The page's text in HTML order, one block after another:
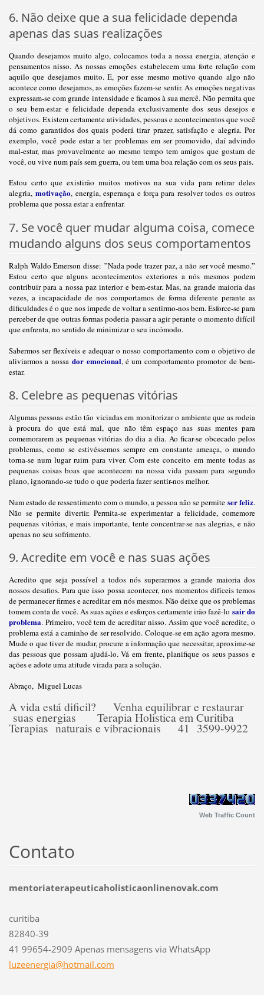
6. Não deixe que a sua felicidade dependa
apenas das suas realizações
Quando desejamos muito algo, colocamos toda a nossa energia, atenção e
pensamentos nisso. As nossas emoções estabelecem uma forte relação com
aquilo que desejamos muito. E, por esse mesmo motivo quando algo não
acontece como desejamos, as emoções fazem-se sentir. As emoções negativas
expressam-se com grande intensidade e ficamos à sua mercê. Não permita que
o seu bem-estar e felicidade dependa exclusivamente dos seus desejos e
objetivos. Existem certamente atividades, pessoas e acontecimentos que você
dá como garantidos dos quais poderá tirar prazer, satisfação e alegria. Por
exemplo, você pode estar a ter problemas em ser promovido, daí advindo
mal-estar, mas provavelmente ao mesmo tempo tem amigos que gostam de
você, ou vive num país sem guerra, ou tem uma boa relação com os seus pais.
Estou certo que existirão muitos motivos na sua vida para retirar deles
alegria,motivação, energia, esperança e força para resolver todos os outros
problema que possa estar a enfrentar.
7. Se você quer mudar alguma coisa, comece
mudando alguns dos seus comportamentos
Ralph Waldo Emerson disse: ”Nada pode trazer paz, a não ser você mesmo.”
Estou certo que alguns acontecimentos exteriores a nós mesmos podem
contribuir para a nossa paz interior e bem-estar. Mas, na grande maioria das
vezes, a incapacidade de nos comportamos de forma diferente perante as
dificuldades é o que nos impede de voltar a sentirmo-nos bem. Esforce-se para
perceber de que outras formas poderia passar a agir perante o momento difícil
que enfrenta, no sentido de minimizar o seu incómodo.
Sabermos ser flexíveis e adequar o nosso comportamento com o objetivo de
aliviarmos a nossador emocional, é um comportamento promotor de bem-
estar.
8. Celebre as pequenas vitórias
Algumas pessoas estão tão viciadas em monitorizar o ambiente que as rodeia
à procura do que está mal, que não têm espaço nas suas mentes para
comemorarem as pequenas vitórias do dia a dia. Ao ficar-se obcecado pelos
problemas, como se estivéssemos sempre em constante ameaça, o mundo
torna-se num lugar ruim para viver. Com este conceito em mente todas as
pequenas coisas boas que acontecem na nossa vida passam para segundo
plano, ignorando-se tudo o que poderia fazer sentir-nos melhor.
Num estado de ressentimento com o mundo, a pessoa não se permiteser feliz.
Não se permite divertir. Permita-se experimentar a felicidade, comemore
pequenas vitórias, e mais importante, tente concentrar-se nas alegrias, e não
apenas no seu sofrimento.
9. Acredite em você e nas suas ações
Acredito que seja possível a todos nós superarmos a grande maioria dos
nossos desafios. Para que isso possa acontecer, nos momentos difíceis temos
de permanecer firmes e acreditar em nós mesmos. Não deixe que os problemas
tomem conta de você. As suas ações e esforços certamente irão fazê-losair do
problema. Primeiro, você tem de acreditar nisso. Assim que você acredite, o
problema está a caminho de ser resolvido. Coloque-se em ação agora mesmo.
Mude o que tiver de mudar, procure a informação que necessitar, aproxime-se
das pessoas que possam ajudá-lo. Vá em frente, planifique os seus passos e
ações e adote uma atitude virada para a solução.
Abraço, Miguel Lucas
A vida está dificil? Venha equilibrar e restaurar
suas energias Terapia Holistica em Curitiba
Terapias naturais e vibracionais 41 3599-9922
Web Traffic Count
Contato
mentoriaterapeuticaholisticaonlinenovak.com
curitiba
82840-39
41 99654-2909 Apenas mensagens via WhatsApp
luzeenergia@hotmail.com